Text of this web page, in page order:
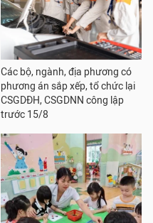
Các bộ, ngành, địa phương có
phương án sắp xếp, tổ chức lại
CSGDĐH, CSGDNN công lập
trước 15/8